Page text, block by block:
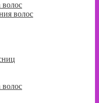
волос
волос
волос